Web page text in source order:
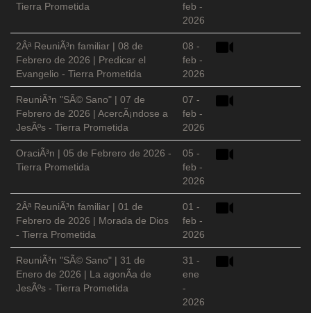
Tierra Prometida
feb -
2026
2Âª ReuniÃ³n familiar | 08 de
Febrero de 2026 | Predicar el
Evangelio - Tierra Prometida
08 -
feb -
2026
ReuniÃ³n "SÃ© Sano" | 07 de
Febrero de 2026 | AcercÃ¡ndose a
JesÃºs - Tierra Prometida
07 -
feb -
2026
OraciÃ³n | 05 de Febrero de 2026 -
Tierra Prometida
05 -
feb -
2026
2Âª ReuniÃ³n familiar | 01 de
Febrero de 2026 | Morada de Dios
- Tierra Prometida
01 -
feb -
2026
ReuniÃ³n "SÃ© Sano" | 31 de
Enero de 2026 | La agonÃ­a de
JesÃºs - Tierra Prometida
31 -
ene
-
2026